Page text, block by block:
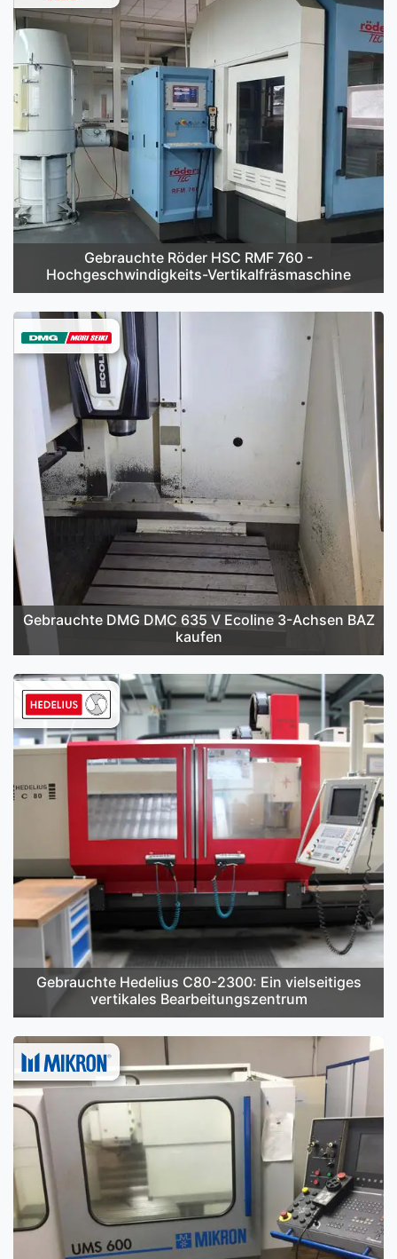
Gebrauchte Röder HSC RMF 760 -
Hochgeschwindigkeits-Vertikalfräsmaschine
Gebrauchte DMG DMC 635 V Ecoline 3-Achsen BAZ
kaufen
Gebrauchte Hedelius C80-2300: Ein vielseitiges
vertikales Bearbeitungszentrum